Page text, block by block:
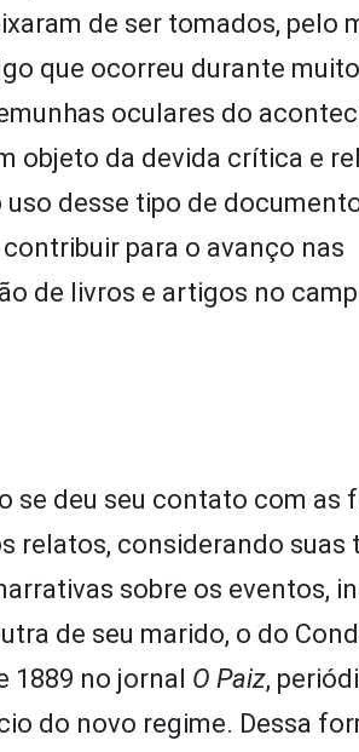
de ser tomados, pelo
que ocorreu durante
oculares do
objeto da devida crítica e
desse tipo de
para o avanço nas
de livros e artigos no
se deu seu contato com as
relatos, considerando suas
sobre os eventos,
de seu marido, o do
1889 no jornal O Paiz,
do novo regime. Dessa